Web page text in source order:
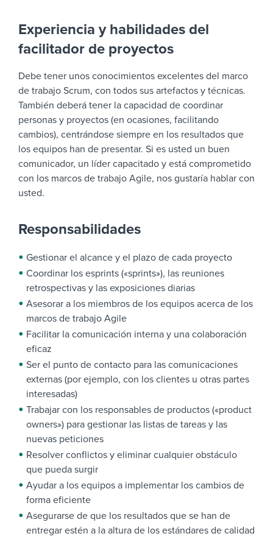
Experiencia y habilidades del
facilitador de proyectos
Debe tener unos conocimientos excelentes del marco
de trabajo Scrum, con todos sus artefactos y técnicas.
También deberá tener la capacidad de coordinar
personas y proyectos (en ocasiones, facilitando
cambios), centrándose siempre en los resultados que
los equipos han de presentar. Si es usted un buen
comunicador, un líder capacitado y está comprometido
con los marcos de trabajo Agile, nos gustaría hablar con
usted.
Responsabilidades
Gestionar el alcance y el plazo de cada proyecto
Coordinar los esprints («sprints»), las reuniones
retrospectivas y las exposiciones diarias
Asesorar a los miembros de los equipos acerca de los
marcos de trabajo Agile
Facilitar la comunicación interna y una colaboración
eficaz
Ser el punto de contacto para las comunicaciones
externas (por ejemplo, con los clientes u otras partes
interesadas)
Trabajar con los responsables de productos («product
owners») para gestionar las listas de tareas y las
nuevas peticiones
Resolver conflictos y eliminar cualquier obstáculo
que pueda surgir
Ayudar a los equipos a implementar los cambios de
forma eficiente
Asegurarse de que los resultados que se han de
entregar estén a la altura de los estándares de calidad